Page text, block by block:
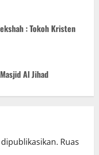
: Tokoh Kristen
Al Jihad
Ruas